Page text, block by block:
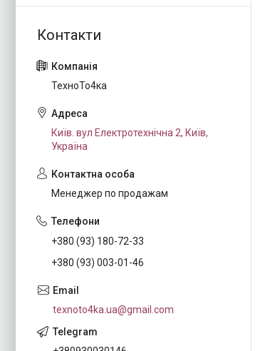
ТехноТо4ка
Київ. вул Електротехнічна 2, Київ,
Україна
Менеджер по продажам
+380 (93) 180-72-33
+380 (93) 003-01-46
texnoto4ka.ua@gmail.com